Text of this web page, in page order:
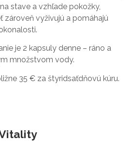
stave a vzhľade pokožky,
zároveň vyživujú a pomáhajú
je 2 kapsuly denne – ráno a
množstvom vody.
35 € za štyridsaťdňovú kúru.